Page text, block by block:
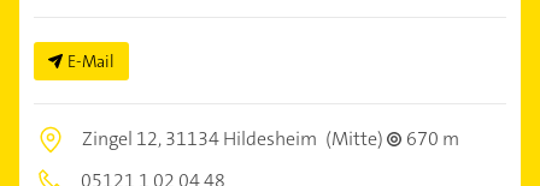
E-Mail
Zingel 12,31134 Hildesheim (Mitte)
670 m
05121 1 02 04 48